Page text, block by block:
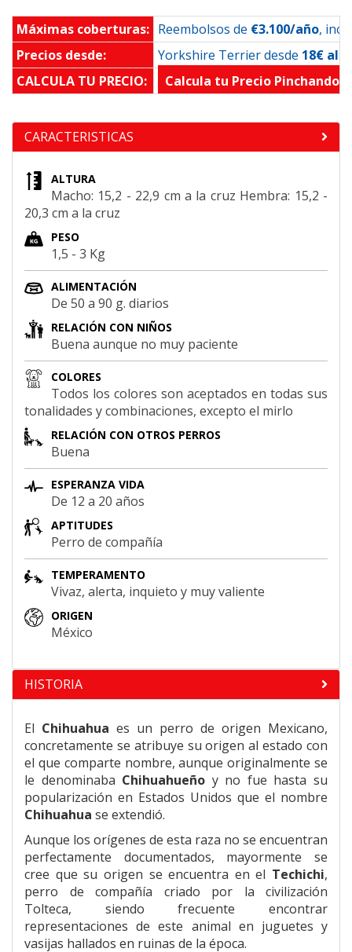
Máximas coberturas: Reembolsos de €3.100/año,
Precios desde:
Yorkshire Terrier desde 18€ al
CALCULA TU PRECIO:
Calcula tu Precio Pinchando
CARACTERISTICAS
ALTURA
Macho: 15,2 - 22,9 cm a la cruz Hembra: 15,2 -
20,3 cm a la cruz
PESO
1,5 - 3 Kg
ALIMENTACIÓN
De 50 a 90 g. diarios
RELACIÓN CON NIÑOS
Buena aunque no muy paciente
COLORES
Todos los colores son aceptados en todas sus
tonalidades y combinaciones, excepto el mirlo
RELACIÓN CON OTROS PERROS
Buena
ESPERANZA VIDA
De 12 a 20 años
APTITUDES
Perro de compañía
TEMPERAMENTO
Vivaz, alerta, inquieto y muy valiente
ORIGEN
México
HISTORIA
El Chihuahua es un perro de origen Mexicano,
concretamente se atribuye su origen al estado con
el que comparte nombre, aunque originalmente se
le denominaba Chihuahueño y no fue hasta su
popularización en Estados Unidos que el nombre
Chihuahua se extendió.
Aunque los orígenes de esta raza no se encuentran
perfectamente documentados, mayormente se
cree que su origen se encuentra en el Techichi,
perro de compañía criado por la civilización
Tolteca, siendo frecuente encontrar
representaciones de este animal en juguetes y
vasijas hallados en ruinas de la época.